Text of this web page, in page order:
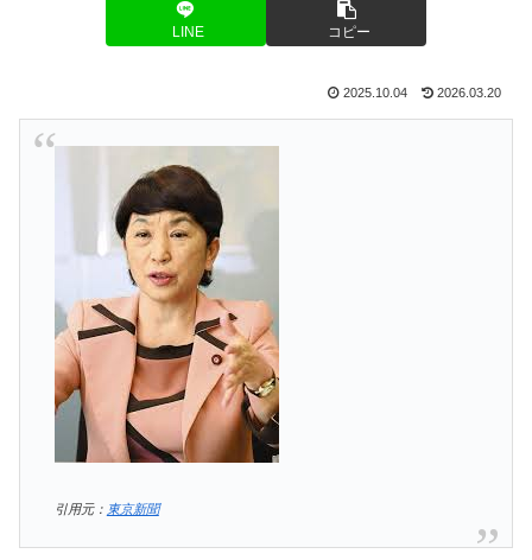
LINE コピー
2025.10.04 2026.03.20
引用元： 東京新聞